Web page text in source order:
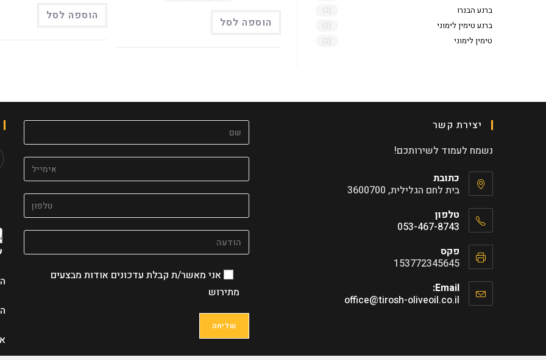
הוספה לסל הוספה לסל ברנע הבנרו (2)
ברנע טימין לימוני (2)
טימין לימוני (2)
יצירת קשר
נשמח לעמוד לשירותכם!
כתובת
בית לחם הגלילית, 3600700
טלפון
053-467-8743
in
your
application
פקס
153772345645
Email:
office@tirosh-oliveoil.co.il
אני מאשר/ת קבלת עדכונים אודות מבצעים
מתירוש